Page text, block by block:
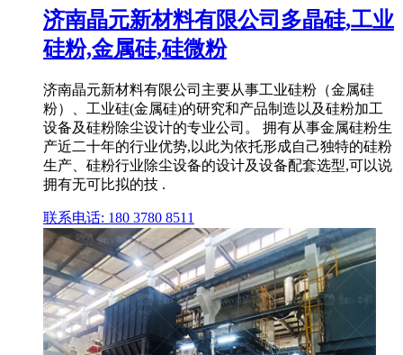
济南晶元新材料有限公司多晶硅,工业
硅粉,金属硅,硅微粉
济南晶元新材料有限公司主要从事工业硅粉（金属硅
粉）、工业硅(金属硅)的研究和产品制造以及硅粉加工
设备及硅粉除尘设计的专业公司。 拥有从事金属硅粉生
产近二十年的行业优势,以此为依托形成自己独特的硅粉
生产、硅粉行业除尘设备的设计及设备配套选型,可以说
拥有无可比拟的技 .
联系电话: 180 3780 8511